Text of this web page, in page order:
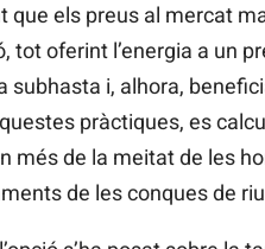
que els preus al mercat
tot oferint l’energia a un
subhasta i, alhora,
pràctiques, es
més de la meitat de les
de les conques de